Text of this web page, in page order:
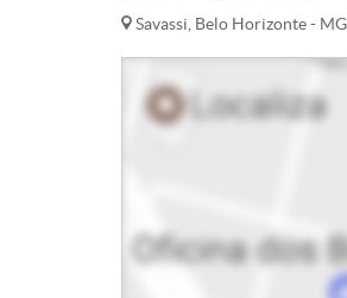
Savassi, Belo Horizonte - MG